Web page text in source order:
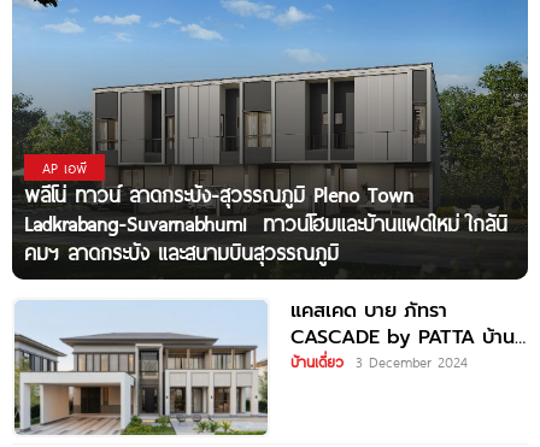
AP เอพี
พลีโน่ ทาวน์ ลาดกระบัง-สุวรรณภูมิ Pleno Town
Ladkrabang-Suvarnabhumi ทาวน์โฮมและบ้านแฝดใหม่ ใกล้นิ
คมฯ ลาดกระบัง และสนามบินสุวรรณภูมิ
แคสเคด บาย ภัทรา
CASCADE by PATTA บ้าน
เดี่ยวระดับ Luxury สไตล์
บ้านเดี่ยว 3 December 2024